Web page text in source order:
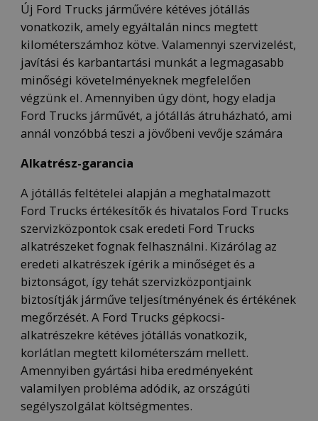
Új Ford Trucks járművére kétéves jótállás
vonatkozik, amely egyáltalán nincs megtett
kilométerszámhoz kötve. Valamennyi szervizelést,
javítási és karbantartási munkát a legmagasabb
minőségi követelményeknek megfelelően
végzünk el. Amennyiben úgy dönt, hogy eladja
Ford Trucks járművét, a jótállás átruházható, ami
annál vonzóbbá teszi a jövőbeni vevője számára
Alkatrész-garancia
A jótállás feltételei alapján a meghatalmazott
Ford Trucks értékesítők és hivatalos Ford Trucks
szervizközpontok csak eredeti Ford Trucks
alkatrészeket fognak felhasználni. Kizárólag az
eredeti alkatrészek ígérik a minőséget és a
biztonságot, így tehát szervizközpontjaink
biztosítják járműve teljesítményének és értékének
megőrzését. A Ford Trucks gépkocsi-
alkatrészekre kétéves jótállás vonatkozik,
korlátlan megtett kilométerszám mellett.
Amennyiben gyártási hiba eredményeként
valamilyen probléma adódik, az országúti
segélyszolgálat költségmentes.